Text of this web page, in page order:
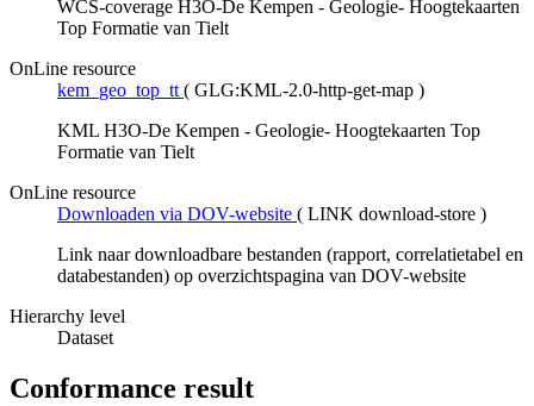
WCS-coverage H3O-De Kempen - Geologie- Hoogtekaarten
Top Formatie van Tielt
OnLine resource
kem_geo_top_tt ( GLG:KML-2.0-http-get-map )
KML H3O-De Kempen - Geologie- Hoogtekaarten Top
Formatie van Tielt
OnLine resource
Downloaden via DOV-website ( LINK download-store )
Link naar downloadbare bestanden (rapport, correlatietabel en
databestanden) op overzichtspagina van DOV-website
Hierarchy level
Dataset
Conformance result